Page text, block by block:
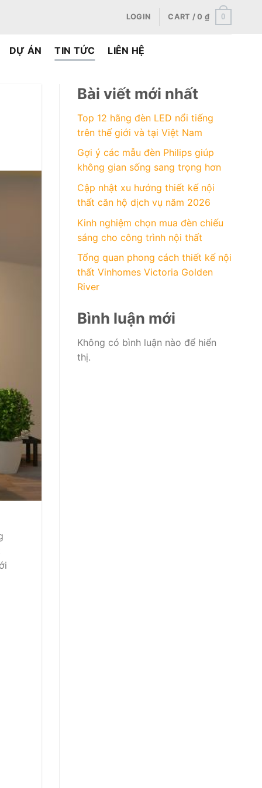
LOGIN CART /0 ₫ 0
DỰ ÁN TIN TỨC LIÊN HỆ
Bài viết mới nhất
Top 12 hãng đèn LED nổi tiếng
trên thế giới và tại Việt Nam
Gợi ý các mẫu đèn Philips giúp
không gian sống sang trọng hơn
Cập nhật xu hướng thiết kế nội
thất căn hộ dịch vụ năm 2026
Kinh nghiệm chọn mua đèn chiếu
sáng cho công trình nội thất
Tổng quan phong cách thiết kế nội
thất Vinhomes Victoria Golden
River
Bình luận mới
Không có bình luận nào để hiển
thị.